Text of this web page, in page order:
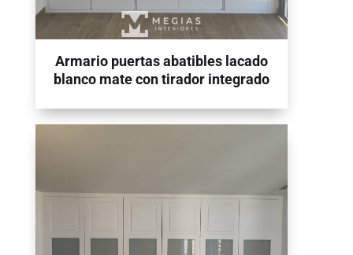
Armario puertas abatibles lacado
blanco mate con tirador integrado